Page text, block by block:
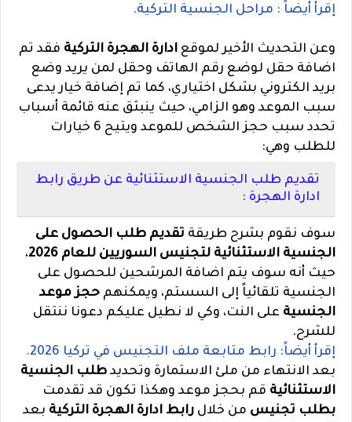
إقرأ أيضاً : مراحل الجنسية التركية.
وعن التحديث الأخير لموقع ادارة الهجرة التركية فقد تم
اضافة حقل لوضع رقم الهاتف وحقل لمن يريد وضع
بريد الكتروني بشكل اختياري، كما تم إضافة خيار يدعى
سبب الموعد وهو الزامي، حيث ينبثق عنه قائمة أسباب
تحدد سبب حجز الشخص للموعد ويتيح 6 خيارات
للطلب وهي:
تقديم طلب الجنسية الاستثنائية عن طريق رابط
ادارة الهجرة :
سوف نقوم بشرح طريقة تقديم طلب الحصول على
الجنسية الاستثنائية لتجنيس السوريين للعام 2026
،
حيث أنه سوف يتم اضافة المرشحين للحصول على
الجنسية تلقائياً إلى السستم، ويمكنهم حجز موعد
الجنسية على النت، وكي لا نطيل عليكم دعونا ننتقل
للشرح.
إقرأ أيضاً: رابط متابعة ملف التجنيس في تركيا 2026.
بعد الانتهاء من ملئ الاستمارة وتحديد طلب الجنسية
الاستثنائية قم بحجز موعد وهكذا تكون قد تقدمت
بطلب تجنيس من خلال رابط ادارة الهجرة التركية بعد